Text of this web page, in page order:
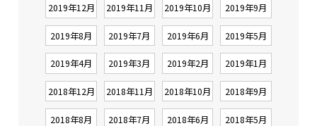
2019年12月 2019年11月 2019年10月 2019年9月
2019年8月 2019年7月 2019年6月 2019年5月
2019年4月 2019年3月 2019年2月 2019年1月
2018年12月 2018年11月 2018年10月 2018年9月
2018年8月 2018年7月 2018年6月 2018年5月